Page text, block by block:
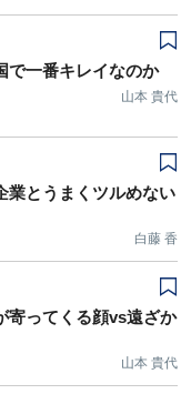
で一番キレイなのか
山本 貴代
業とうまくツルめない
白藤 香
寄ってくる顔vs遠ざか
山本 貴代